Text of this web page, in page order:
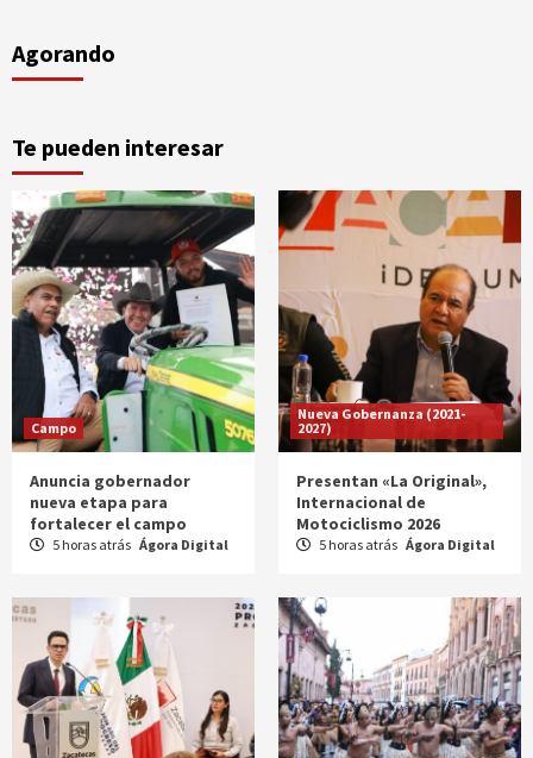
Agorando
Te pueden interesar
Campo
Anuncia gobernador
nueva etapa para
fortalecer el campo
5 horas atrás Ágora Digital
Nueva Gobernanza (2021-
2027)
Presentan «La Original»,
Internacional de
Motociclismo 2026
5 horas atrás Ágora Digital